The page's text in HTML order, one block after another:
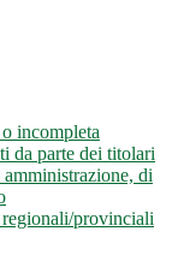
incompleta
da parte dei titolari
di
provinciali